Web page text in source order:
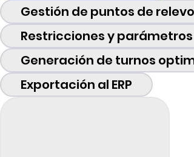
Gestión de puntos de relevo
Restricciones y parámetros
Generación de turnos
Exportación al ERP